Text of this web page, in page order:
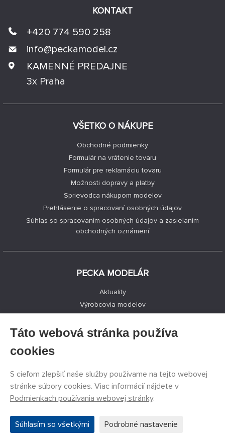
VŠETKO O NÁKUPE
Obchodné podmienky
Formulár na vrátenie tovaru
Formulár pre reklamáciu tovaru
Možnosti dopravy a platby
Sprievodca nákupom modelov
Prehlásenie o spracovaní osobných údajov
Súhlas so spracovaním osobných údajov a zasielaním
obchodných oznámení
PECKA MODELÁR
Aktuality
Výrobcovia modelov
Kontakty
Facebook
KONTAKT
+420 774 590 258
info@peckamodel.cz
KAMENNÉ PREDAJNE
3x Praha
©PECKA MODELÁR s.r.o.
vyhradené.
Táto webová stránka používa
cookies
S cieľom zlepšiť naše služby používame na tejto webovej
stránke súbory cookies. Viac informácií nájdete v
Podmienkach používania webovej stránky.
Súhlasím so všetkými Podrobné nastavenie